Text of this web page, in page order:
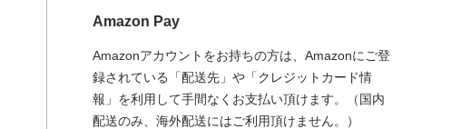
Amazon Pay
Amazonアカウントをお持ちの方は、Amazonにご登
録されている「配送先」や「クレジットカード情
報」を利用して手間なくお支払い頂けます。（国内
配送のみ、海外配送にはご利用頂けません。）